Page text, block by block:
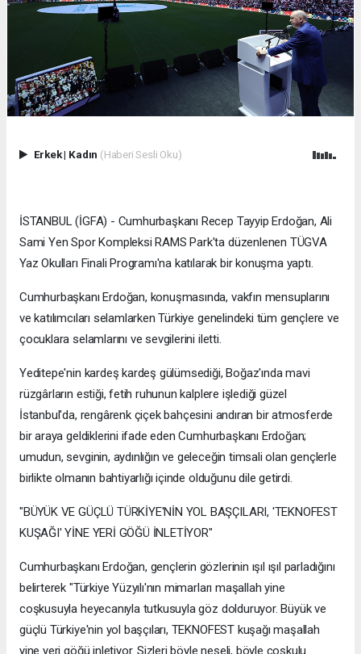
Erkek| Kadın (Haberi Sesli Oku)
İSTANBUL (İGFA) - Cumhurbaşkanı Recep Tayyip Erdoğan, Ali
Sami Yen Spor Kompleksi RAMS Park'ta düzenlenen TÜGVA
Yaz Okulları Finali Programı'na katılarak bir konuşma yaptı.
Cumhurbaşkanı Erdoğan, konuşmasında, vakfın mensuplarını
ve katılımcıları selamlarken Türkiye genelindeki tüm gençlere ve
çocuklara selamlarını ve sevgilerini iletti.
Yeditepe'nin kardeş kardeş gülümsediği, Boğaz'ında mavi
rüzgârların estiği, fetih ruhunun kalplere işlediği güzel
İstanbul'da, rengârenk çiçek bahçesini andıran bir atmosferde
bir araya geldiklerini ifade eden Cumhurbaşkanı Erdoğan;
umudun, sevginin, aydınlığın ve geleceğin timsali olan gençlerle
birlikte olmanın bahtiyarlığı içinde olduğunu dile getirdi.
"BÜYÜK VE GÜÇLÜ TÜRKİYE'NİN YOL BAŞÇILARI, 'TEKNOFEST
KUŞAĞI' YİNE YERİ GÖĞÜ İNLETİYOR"
Cumhurbaşkanı Erdoğan, gençlerin gözlerinin ışıl ışıl parladığını
belirterek "Türkiye Yüzyılı'nın mimarları maşallah yine
coşkusuyla heyecanıyla tutkusuyla göz dolduruyor. Büyük ve
güçlü Türkiye'nin yol başçıları, TEKNOFEST kuşağı maşallah
yine yeri göğü inletiyor. Sizleri böyle neşeli, böyle coşkulu